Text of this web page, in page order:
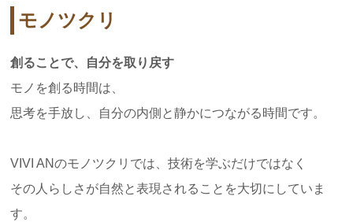
モノツクリ
創ることで、自分を取り戻す
モノを創る時間は、
思考を手放し、自分の内側と静かにつながる時間です。
VIVI ANのモノツクリでは、技術を学ぶだけではなく
その人らしさが自然と表現されることを大切にしていま
す。